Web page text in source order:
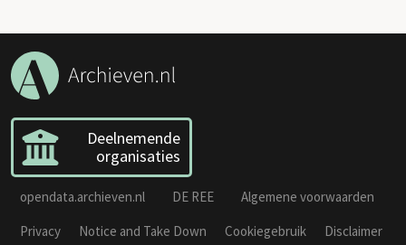
Deelnemende
organisaties
opendata.archieven.nl DE REE
Algemene voorwaarden
Privacy
Notice and Take Down Cookiegebruik Disclaimer